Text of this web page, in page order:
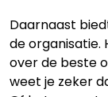
Daarnaast
de organisatie.
over de beste
weet je zeker